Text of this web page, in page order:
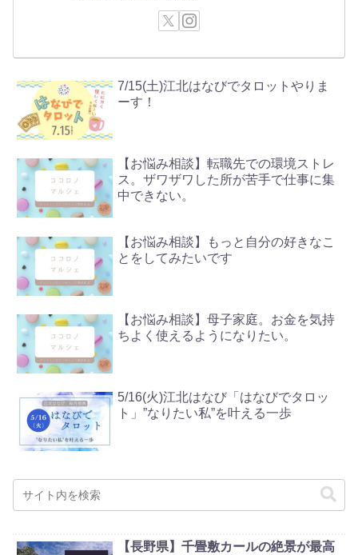
7/15(土)江北はなびでタロットやりま
ーす！
【お悩み相談】転職先での環境ストレ
ス。ザワザワした所が苦手で仕事に集
中できない。
【お悩み相談】もっと自分の好きなこ
とをしてみたいです
【お悩み相談】母子家庭。お金を気持
ちよく使えるようになりたい。
5/16(火)江北はなび「はなびでタロッ
ト」”なりたい私”を叶える一歩
【長野県】千畳敷カールの絶景が最高